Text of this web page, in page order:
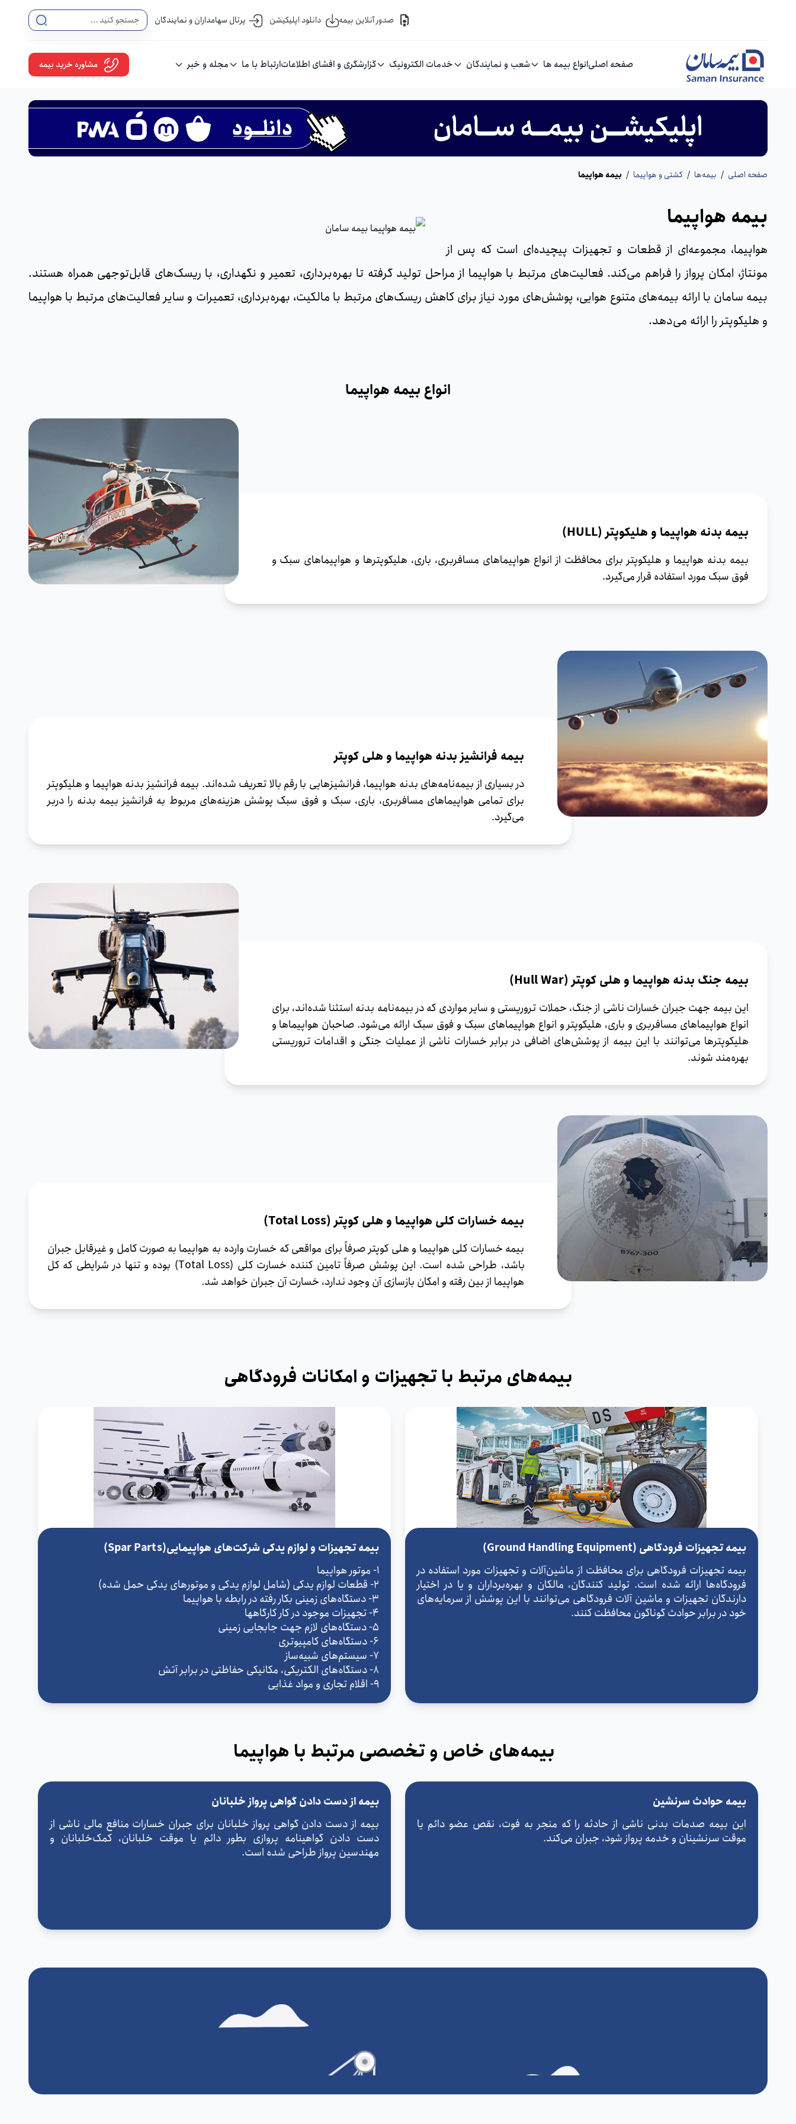
صدور آنلاین بیمه دانلود اپلیکیشن پرتال سهامداران و نمایندگان
صفحه اصلیانواع بیمه ها شعب و نمایندگان خدمات الکترونیک گزارشگری و افشای اطلاعاتارتباط با ما مجله و خبر مشاوره خرید بیمه
صفحه اصلی / بیمه‌ها / کشتی و هواپیما / بیمه هواپیما
بیمه هواپیما
هواپیما، مجموعه‌ای از قطعات و تجهیزات پیچیده‌ای است که پس از
مونتاژ، امکان پرواز را فراهم می‌کند. فعالیت‌های مرتبط با هواپیما از مراحل تولید گرفته تا بهره‌برداری، تعمیر و نگهداری، با ریسک‌های قابل‌توجهی همراه هستند.
بیمه سامان با ارائه بیمه‌های متنوع هوایی، پوشش‌های مورد نیاز برای کاهش ریسک‌های مرتبط با مالکیت، بهره‌برداری، تعمیرات و سایر فعالیت‌های مرتبط با هواپیما
و هلیکوپتر را ارائه می‌دهد.
انواع بیمه هواپیما
بیمه بدنه هواپیما و هلیکوپتر (HULL)
بیمه بدنه هواپیما و هلیکوپتر برای محافظت از انواع هواپیماهای مسافربری، باری، هلیکوپترها و هواپیماهای سبک و
فوق سبک مورد استفاده قرار می‌گیرد.
بیمه فرانشیز بدنه هواپیما و هلی کوپتر
در بسیاری از بیمه‌نامه‌های بدنه هواپیما، فرانشیز‌هایی با رقم بالا تعریف شده‌اند. بیمه فرانشیز بدنه هواپیما و هلیکوپتر
برای تمامی هواپیماهای مسافربری، باری، سبک و فوق سبک پوشش هزینه‌های مربوط به فرانشیز بیمه بدنه را دربر
می‌گیرد.
بیمه جنگ بدنه هواپیما و هلی کوپتر (Hull War)
این بیمه جهت جبران خسارات ناشی از جنگ، حملات تروریستی و سایر مواردی که در بیمه‌نامه بدنه استثنا شده‌اند، برای
انواع هواپیماهای مسافربری و باری، هلیکوپتر و انواع هواپیماهای سبک و فوق سبک ارائه می‌شود. صاحبان هواپیماها و
هلیکوپترها می‌توانند با این بیمه از پوشش‌های اضافی در برابر خسارات ناشی از عملیات جنگی و اقدامات تروریستی
بهره‌مند شوند.
بیمه خسارات کلی هواپیما و هلی کوپتر (Total Loss)
بیمه خسارات کلی هواپیما و هلی کوپتر صرفاً برای مواقعی که خسارت وارده به هواپیما به صورت کامل و غیرقابل جبران
باشد، طراحی شده است. این پوشش صرفاً تامین کننده خسارت کلی (Total Loss) بوده و تنها در شرایطی که کل
هواپیما از بین رفته و امکان بازسازی آن وجود ندارد، خسارت آن جبران خواهد شد.
بیمه‌های مرتبط با تجهیزات و امکانات فرودگاهی
بیمه تجهیزات فرودگاهی (Ground Handling Equipment)
بیمه تجهیزات فرودگاهی برای محافظت از ماشین‌آلات و تجهیزات مورد استفاده در
فرودگاه‌ها ارائه شده است. تولید کنندگان، مالکان و بهره‌برداران و یا در اختیار
دارندگان تجهیزات و ماشین آلات فرودگاهی می‌توانند با این پوشش از سرمایه‌های
خود در برابر حوادث گوناگون محافظت کنند.
بیمه تجهیزات و لوازم یدکی شرکت‌های هواپیمایی(Spar Parts)
1- موتور هواپیما
2- قطعات لوازم یدکی (شامل لوازم یدکی و موتورهای یدکی حمل شده)
3- دستگاه‌های زمینی بکار رفته در رابطه با هواپیما
4- تجهیزات موجود در کار کارگاهها
5- دستگاه‌های لازم جهت جابجایی زمینی
6- دستگاه‌های کامپیوتری
7- سیستم‌های شبیه‌ساز
8- دستگاه‌های الکتریکی، مکانیکی حفاظتی در برابر آتش
9- اقلام تجاری و مواد غذایی
بیمه‌های خاص و تخصصی مرتبط با هواپیما
بیمه حوادث سرنشین
این بیمه صدمات بدنی ناشی از حادثه را که منجر به فوت، نقص عضو دائم یا
موقت سرنشینان و خدمه پرواز شود، جبران می‌کند.
بیمه از دست دادن گواهی پرواز خلبانان
بیمه از دست دادن گواهی پرواز خلبانان برای جبران خسارات منافع مالی ناشی از
دست دادن گواهینامه پروازی بطور دائم یا موقت خلبانان، کمک‌خلبانان و
مهندسین پرواز طراحی شده است.